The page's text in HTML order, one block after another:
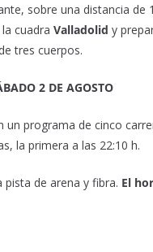
sobre una distancia de
cuadra Valladolid y
tres cuerpos.
2 DE AGOSTO
un programa de cinco
la primera a las 22:10 h.
pista de arena y fibra. El